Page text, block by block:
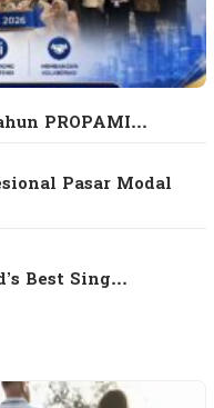
PROPAMI…
Pasar Modal
Best Sing…